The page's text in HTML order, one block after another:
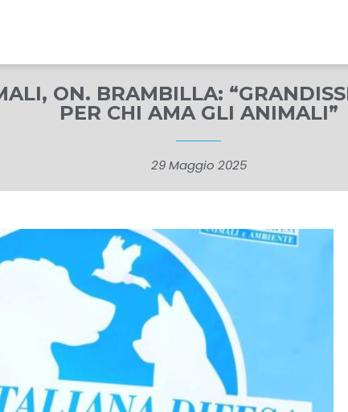
ON. BRAMBILLA:
PER CHI AMA GLI ANIMALI”
29 Maggio 2025